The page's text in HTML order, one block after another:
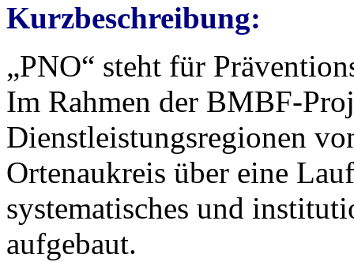
Kurzbeschreibung:
„PNO“ steht für
Im Rahmen der BMBF-
Dienstleistungsregionen
Ortenaukreis über eine
systematisches und
aufgebaut.